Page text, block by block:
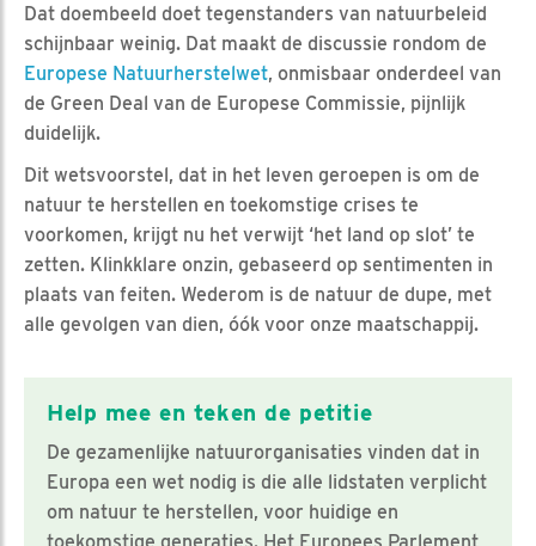
Dat doembeeld doet tegenstanders van natuurbeleid
schijnbaar weinig. Dat maakt de discussie rondom de
Europese Natuurherstelwet, onmisbaar onderdeel van
de Green Deal van de Europese Commissie, pijnlijk
duidelijk.
Dit wetsvoorstel, dat in het leven geroepen is om de
natuur te herstellen en toekomstige crises te
voorkomen, krijgt nu het verwijt ‘het land op slot’ te
zetten. Klinkklare onzin, gebaseerd op sentimenten in
plaats van feiten. Wederom is de natuur de dupe, met
alle gevolgen van dien, óók voor onze maatschappij.
Help mee en teken de petitie
De gezamenlijke natuurorganisaties vinden dat in
Europa een wet nodig is die alle lidstaten verplicht
om natuur te herstellen, voor huidige en